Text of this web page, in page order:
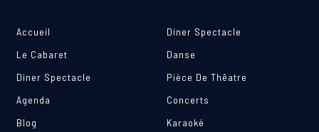
Accueil
Le Cabaret
Diner Spectacle
Agenda
Blog
Diner Spectacle
Danse
Pièce De Thêatre
Concerts
Karaoké